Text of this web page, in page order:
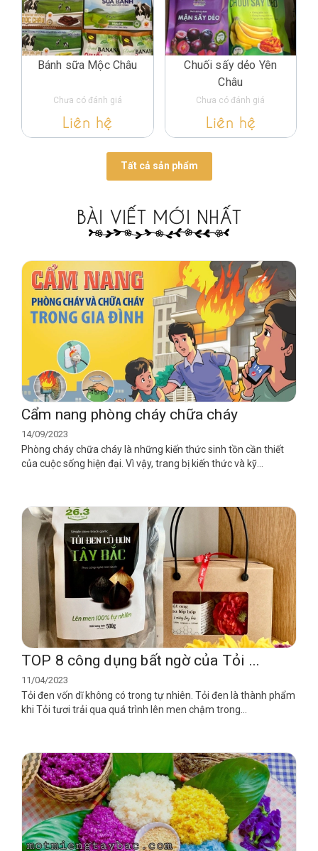
Bánh sữa Mộc Châu
Chưa có đánh giá
Liên hệ
Chuối sấy dẻo Yên
Châu
Chưa có đánh giá
Liên hệ
Tất cả sản phẩm
BÀI VIẾT MỚI NHẤT
Cẩm nang phòng cháy chữa cháy
14/09/2023
Phòng cháy chữa cháy là những kiến thức sinh tồn cần thiết
của cuộc sống hiện đại. Vì vậy, trang bị kiến thức và kỹ...
TOP 8 công dụng bất ngờ của Tỏi ...
11/04/2023
Tỏi đen vốn dĩ không có trong tự nhiên. Tỏi đen là thành phẩm
khi Tỏi tươi trải qua quá trình lên men chậm trong...